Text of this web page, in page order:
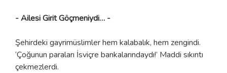
- Ailesi Girit Göçmeniydi… -
Şehirdeki gayrimüslimler hem kalabalık, hem zengindi.
‘Çoğunun paraları İsviçre bankalarındaydı!’ Maddi sıkıntı
çekmezlerdi.